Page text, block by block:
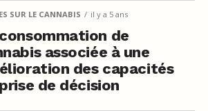
SUR LE CANNABIS il y a 5 ans
de
associée à une
des capacités
de décision